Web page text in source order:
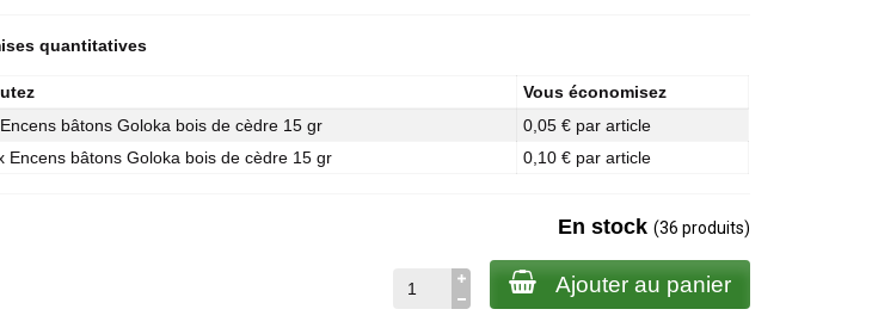
quantitatives
Vous économisez
bâtons Goloka bois de cèdre 15 gr
0,05 € par article
Encens bâtons Goloka bois de cèdre 15 gr
0,10 € par article
En stock (36 produits)
Ajouter au panier